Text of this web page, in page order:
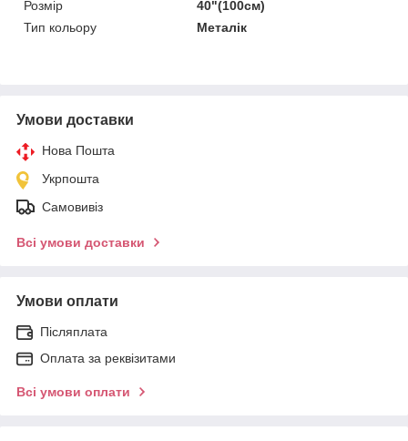
Розмір
40"(100см)
Тип кольору
Металік
Умови доставки
Нова Пошта
Укрпошта
Самовивіз
Всі умови доставки
Умови оплати
Післяплата
Оплата за реквізитами
Всі умови оплати